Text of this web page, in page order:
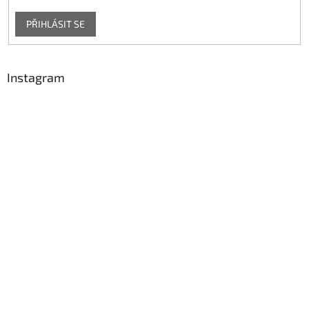
PŘIHLÁSIT SE
Instagram